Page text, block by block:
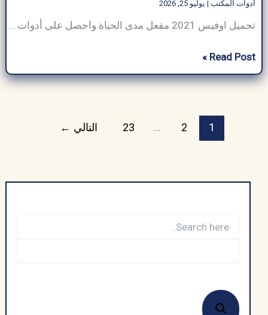
الدليل
الشامل
أدوات المكتب | يوليو 25, 2026
تحميل
اوفيس
Read Post »
1
2
…
23 التالي ←